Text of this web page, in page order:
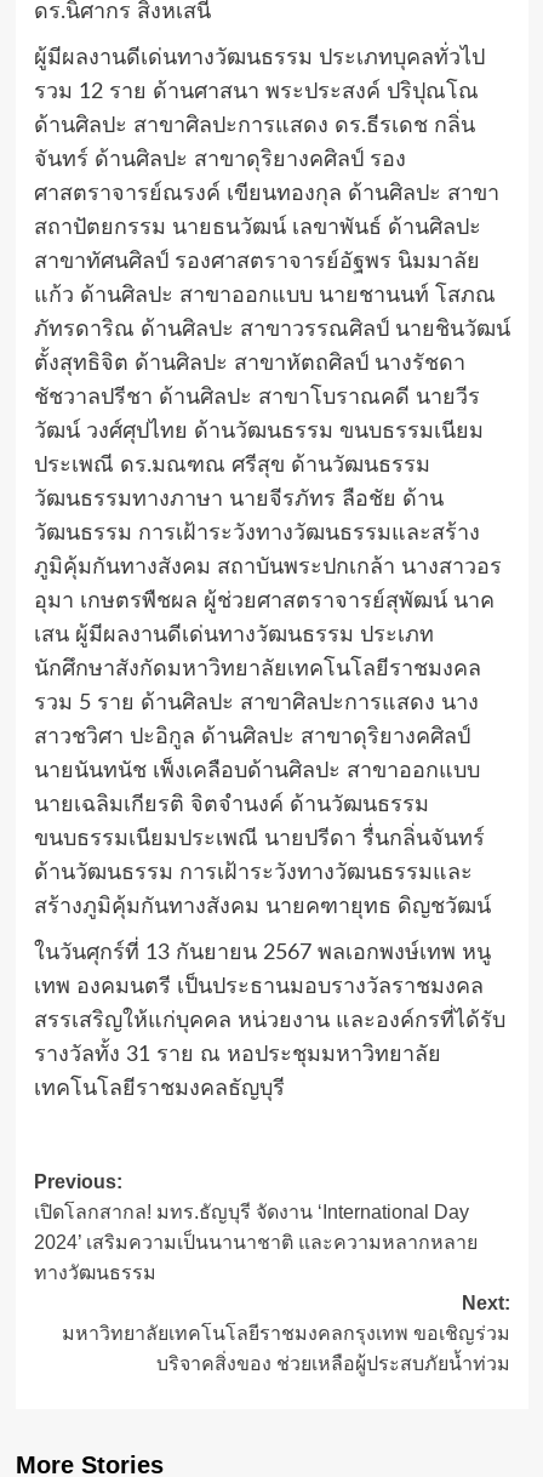
ดร.นิศากร สิงหเสนี
ผู้มีผลงานดีเด่นทางวัฒนธรรม ประเภทบุคลทั่วไป
รวม 12 ราย ด้านศาสนา พระประสงค์ ปริปุณโณ
ด้านศิลปะ สาขาศิลปะการแสดง ดร.ธีรเดช กลิ่น
จันทร์ ด้านศิลปะ สาขาดุริยางคศิลป์ รอง
ศาสตราจารย์ณรงค์ เขียนทองกุล ด้านศิลปะ สาขา
สถาปัตยกรรม นายธนวัฒน์ เลขาพันธ์ ด้านศิลปะ
สาขาทัศนศิลป์ รองศาสตราจารย์อัฐพร นิมมาลัย
แก้ว ด้านศิลปะ สาขาออกแบบ นายชานนท์ โสภณ
ภัทรดาริณ ด้านศิลปะ สาขาวรรณศิลป์ นายชินวัฒน์
ตั้งสุทธิจิต ด้านศิลปะ สาขาหัตถศิลป์ นางรัชดา
ชัชวาลปรีชา ด้านศิลปะ สาขาโบราณคดี นายวีร
วัฒน์ วงศ์ศุปไทย ด้านวัฒนธรรม ขนบธรรมเนียม
ประเพณี ดร.มณฑณ ศรีสุข ด้านวัฒนธรรม
วัฒนธรรมทางภาษา นายจีรภัทร ลือชัย ด้าน
วัฒนธรรม การเฝ้าระวังทางวัฒนธรรมและสร้าง
ภูมิคุ้มกันทางสังคม สถาบันพระปกเกล้า นางสาวอร
อุมา เกษตรพืชผล ผู้ช่วยศาสตราจารย์สุพัฒน์ นาค
เสน ผู้มีผลงานดีเด่นทางวัฒนธรรม ประเภท
นักศึกษาสังกัดมหาวิทยาลัยเทคโนโลยีราชมงคล
รวม 5 ราย ด้านศิลปะ สาขาศิลปะการแสดง นาง
สาวชวิศา ปะอิกูล ด้านศิลปะ สาขาดุริยางคศิลป์
นายนันทนัช เพ็งเคลือบด้านศิลปะ สาขาออกแบบ
นายเฉลิมเกียรติ จิตจำนงค์ ด้านวัฒนธรรม
ขนบธรรมเนียมประเพณี นายปรีดา รื่นกลิ่นจันทร์
ด้านวัฒนธรรม การเฝ้าระวังทางวัฒนธรรมและ
สร้างภูมิคุ้มกันทางสังคม นายคฑายุทธ ดิญชวัฒน์
ในวันศุกร์ที่ 13 กันยายน 2567 พลเอกพงษ์เทพ หนู
เทพ องคมนตรี เป็นประธานมอบรางวัลราชมงคล
สรรเสริญให้แก่บุคคล หน่วยงาน และองค์กรที่ได้รับ
รางวัลทั้ง 31 ราย ณ หอประชุมมหาวิทยาลัย
เทคโนโลยีราชมงคลธัญบุรี
Post
navigation
Previous:
เปิดโลกสากล! มทร.ธัญบุรี จัดงาน ‘International Day
2024’ เสริมความเป็นนานาชาติ และความหลากหลาย
ทางวัฒนธรรม
Next:
มหาวิทยาลัยเทคโนโลยีราชมงคลกรุงเทพ ขอเชิญร่วม
บริจาคสิ่งของ ช่วยเหลือผู้ประสบภัยน้ำท่วม
More Stories